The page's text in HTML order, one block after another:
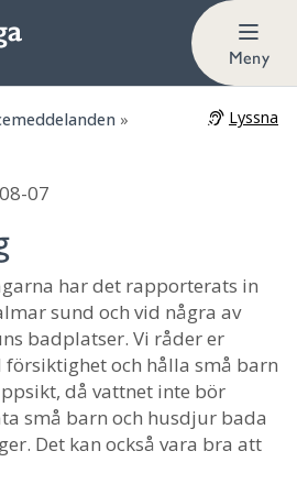
Meny
»
Lyssna
07
har det rapporterats in
sund och vid några av
badplatser. Vi råder er
och hålla små barn
då vattnet inte bör
små barn och husdjur bada
Det kan också vara bra att